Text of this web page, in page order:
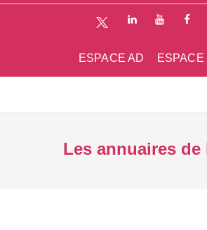
ESPACE
ESPACE AD
Les annuaires de